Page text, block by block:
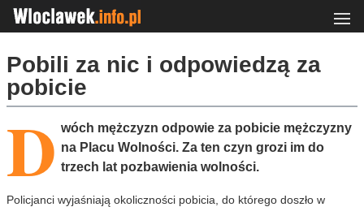
Pobili za nic i odpowiedzą za
pobicie
D wóch mężczyzn odpowie za pobicie mężczyzny
na Placu Wolności. Za ten czyn grozi im do
trzech lat pozbawienia wolności.
Policjanci wyjaśniają okoliczności pobicia, do którego doszło w